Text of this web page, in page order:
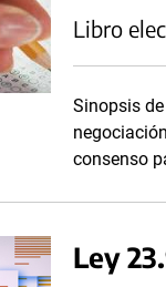
Libro
Sinopsis
consenso
Ley